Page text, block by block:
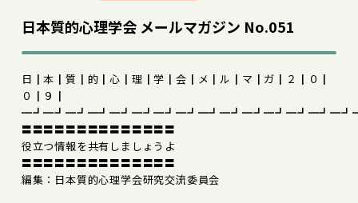
日本質的心理学会 メールマガジン No.051
日┃本┃質┃的┃心┃理┃学┃会┃メ┃ル┃マ┃ガ┃２┃０┃
０┃９┃
〓〓〓〓〓〓〓〓〓〓〓〓〓〓
役立つ情報を共有しましょうよ
〓〓〓〓〓〓〓〓〓〓〓〓〓〓
編集：日本質的心理学会研究交流委員会